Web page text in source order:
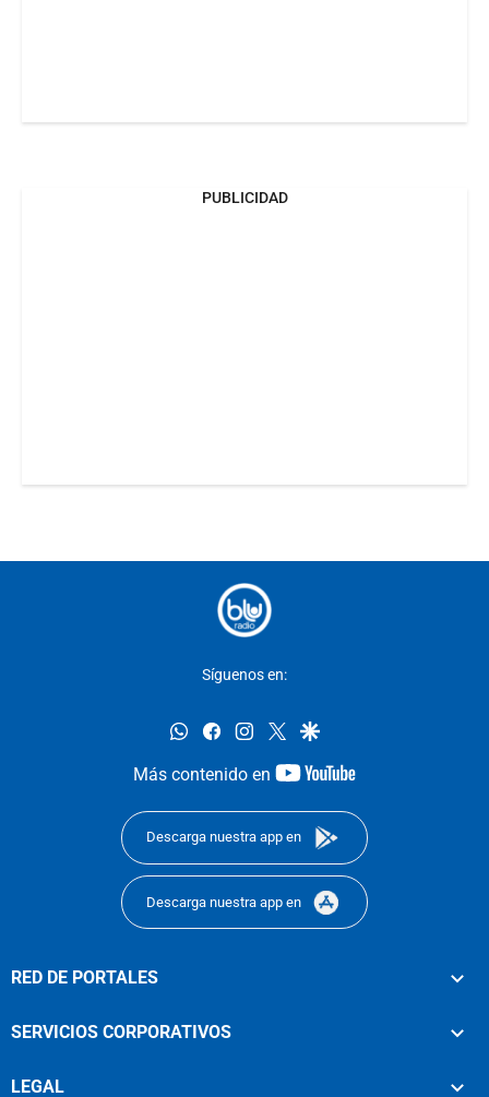
PUBLICIDAD
Síguenos en:
whatsappfacebookinstagram
twittergoogle
Más contenido en
youtube-
Descarga nuestra app en
Descarga nuestra app en
RED DE PORTALES
SERVICIOS CORPORATIVOS
LEGAL